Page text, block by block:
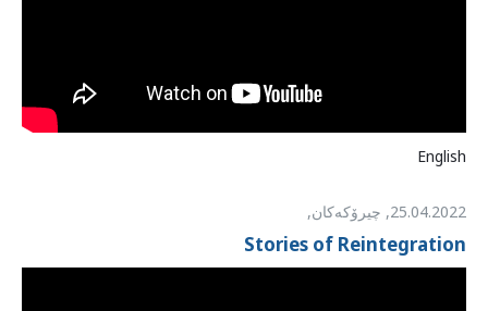
English
25.04.2022
, چیرۆکەکان,
Stories of Reintegration